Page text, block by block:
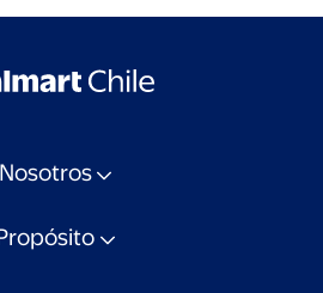
Nosotros